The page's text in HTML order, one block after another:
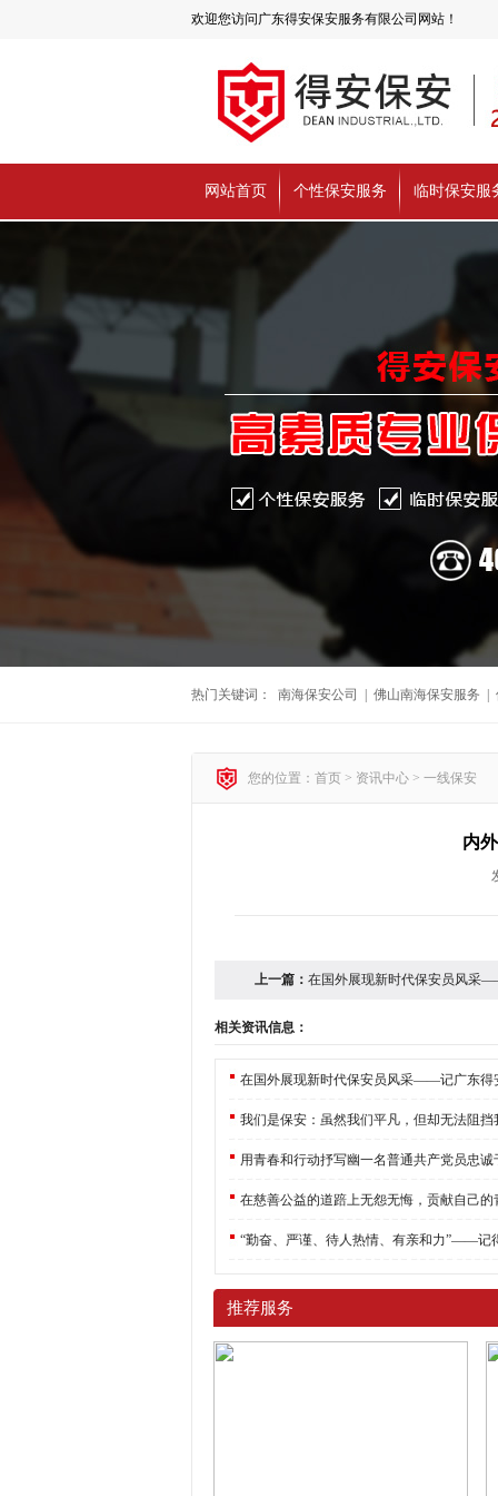
欢迎您访问广东得安保安服务有限公司网站！
网站首页 个性保安服务 临时保安服
热门关键词： 南海保安公司 佛山南海保安服务
您的位置：首页 > 资讯中心 > 一线保安
内
上一篇： 在国外展现新时代保安员风采
相关资讯信息：
我们是保安：虽然我们平凡，但却无法阻挡
推荐服务